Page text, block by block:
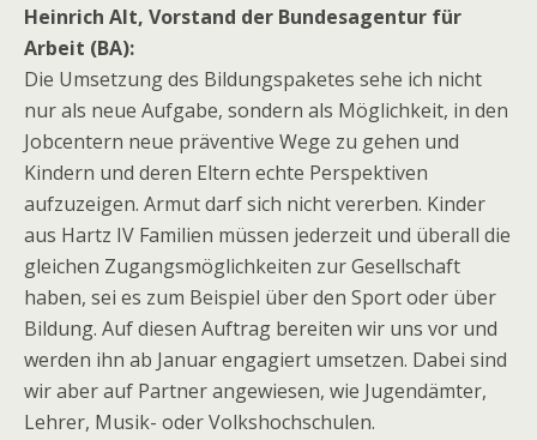
Heinrich Alt, Vorstand der Bundesagentur für
Arbeit (BA):
Die Umsetzung des Bildungspaketes sehe ich nicht
nur als neue Aufgabe, sondern als Möglichkeit, in den
Jobcentern neue präventive Wege zu gehen und
Kindern und deren Eltern echte Perspektiven
aufzuzeigen. Armut darf sich nicht vererben. Kinder
aus Hartz IV Familien müssen jederzeit und überall die
gleichen Zugangsmöglichkeiten zur Gesellschaft
haben, sei es zum Beispiel über den Sport oder über
Bildung. Auf diesen Auftrag bereiten wir uns vor und
werden ihn ab Januar engagiert umsetzen. Dabei sind
wir aber auf Partner angewiesen, wie Jugendämter,
Lehrer, Musik- oder Volkshochschulen.